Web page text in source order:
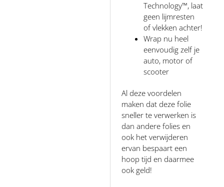
Technology™, laat
geen lijmresten
of vlekken achter!
Wrap nu heel
eenvoudig zelf je
auto, motor of
scooter
Al deze voordelen
maken dat deze folie
sneller te verwerken is
dan andere folies en
ook het verwijderen
ervan bespaart een
hoop tijd en daarmee
ook geld!